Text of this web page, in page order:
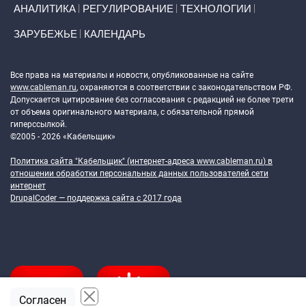
АНАЛИТИКА РЕГУЛИРОВАНИЕ ТЕХНОЛОГИИ
ЗАРУБЕЖЬЕ КАЛЕНДАРЬ
Все права на материалы и новости, опубликованные на сайте
www.cableman.ru, охраняются в соответствии с законодательством РФ.
Допускается цитирование без согласования с редакцией не более трети
от объема оригинального материала, с обязательной прямой
гиперссылкой.
©2005 - 2026 «Кабельщик»
Политика сайта "Кабельщик" (интернет-адреса www.cableman.ru) в
отношении обработки персональных данных пользователей сети
интернет
DrupalCoder — поддержка сайта c 2017 года
Согласен